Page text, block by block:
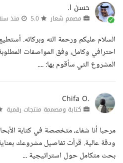
حسن ا.
مصمم شعار منذ
السلام عليكم ورحمة الله وبركاته.
احترافي وكامل، وفق المواصفات
المشروع التي سأقوم بها: ....
Chifa O.
كتابة ومصممة منتجات رقمية
مرحبا أنا شفاء، متخصصة في كتابة
ودقة عالية. قرأت تفاصيل مشروعك
بحث متكامل حول استراتيجية ...